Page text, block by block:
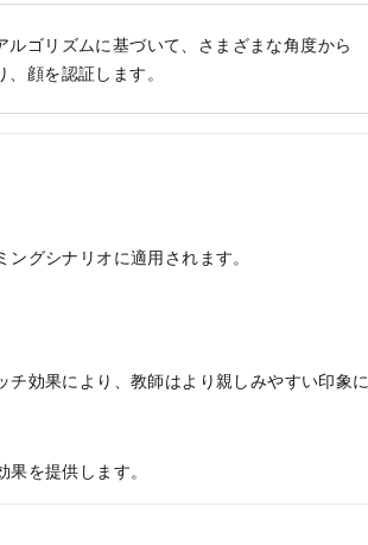
ゴリズムに基づいて、さまざまな角度から
顔を認証します。
グシナリオに適用されます。
効果により、教師はより親しみやすい印象に
を提供します。